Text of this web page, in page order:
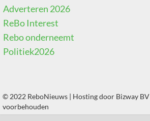
Adverteren 2026
ReBo Interest
Rebo onderneemt
Politiek2026
© 2022 ReboNieuws | Hosting door Bizway BV
voorbehouden